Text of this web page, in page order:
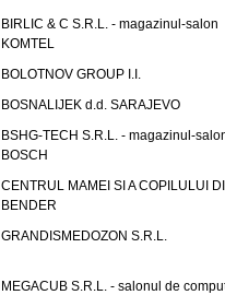
BIRLIC & C S.R.L. - magazinul-salon
KOMTEL
BOLOTNOV GROUP I.I.
BOSNALIJEK d.d. SARAJEVO
BSHG-TECH S.R.L. - magazinul-
BOSCH
CENTRUL MAMEI SI A COPILULUI
BENDER
GRANDISMEDOZON S.R.L.
MEGACUB S.R.L. - salonul de